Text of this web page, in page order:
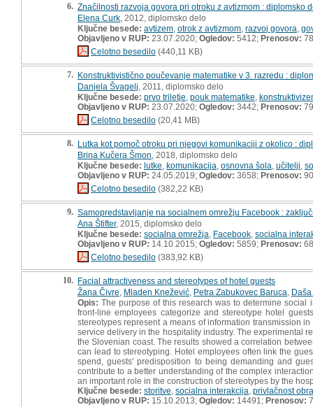
6. Značilnosti razvoja govora pri otroku z avtizmom : diplomsko
Elena Curk , 2012, diplomsko delo
Ključne besede: avtizem otrok z avtizmom razvoj govora
Objavljeno v RUP: 23.07.2020; Ogledov: 5412; Prenosov: 78
Celotno besedilo (440,11 KB)
7. Konstruktivistično poučevanje matematike v 3. razredu :
Danjela Švagelj , 2011, diplomsko delo
Ključne besede: prvo triletje pouk matematike
Objavljeno v RUP: 23.07.2020; Ogledov: 3442; Prenosov: 79
Celotno besedilo (20,41 MB)
8. Lutka kot pomoč otroku pri njegovi komunikaciji z okolico :
Brina Kučera Šmon , 2018, diplomsko delo
Ključne besede: lutke komunikacija osnovna šola učitelji
Objavljeno v RUP: 24.05.2019; Ogledov: 3658; Prenosov: 90
Celotno besedilo (382,22 KB)
9. Samopredstavljanje na socialnem omrežju Facebook :
Ana Štifter, 2015, diplomsko delo
Ključne besede: socialna omrežja Facebook socialna
Objavljeno v RUP: 14.10.2015; Ogledov: 5859; Prenosov: 68
Celotno besedilo (383,92 KB)
10. Facial attractiveness and stereotypes of hotel guests
Žana Čivre Mladen Knežević Petra Zabukovec Baruca
Opis: The purpose of this research was to determine
front-line employees categorize and stereotype hotel
stereotypes represent a means of information transmission
service delivery in the hospitality industry. The experimental
the Slovenian coast. The results showed a correlation
can lead to stereotyping. Hotel employees often link the
spend, guests' predisposition to being demanding and
contribute to a better understanding of the complex
an important role in the construction of stereotypes by the
Ključne besede: storitve socialna interakcija privlačnost
Objavljeno v RUP: 15.10.2013; Ogledov: 14491; Prenosov: